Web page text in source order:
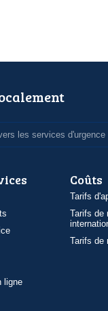
les services d'urgence
ligne
Coûts
Tarifs
Tarifs de
Tarifs de